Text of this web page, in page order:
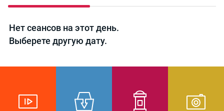
Нет сеансов на этот день.
Выберете другую дату.